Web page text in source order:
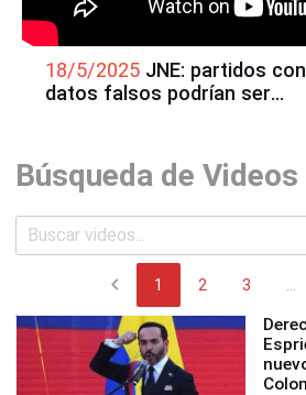
18/5/2025 JNE: partidos con
datos falsos podrían ser
Búsqueda de Videos
chevron_left 1 2 3